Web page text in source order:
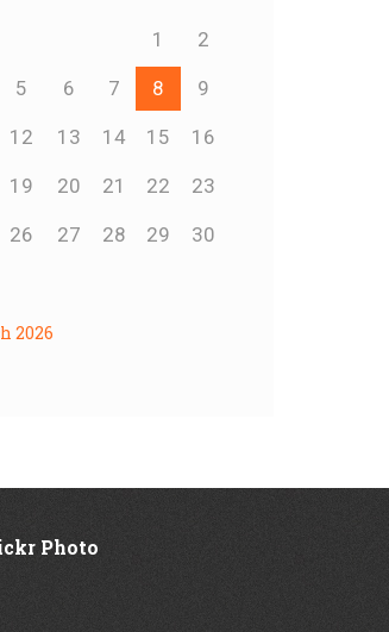
1 2
5 6 7 8 9
12 13 14 15 16
19 20 21 22 23
26 27 28 29 30
2026
Photo